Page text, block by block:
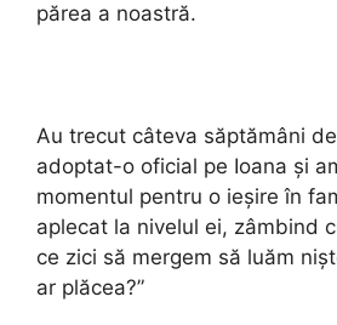
părea a noastră.
Au trecut câteva săptămâni
adoptat-o oficial pe Ioana și
momentul pentru o ieșire în
aplecat la nivelul ei, zâmbind
ce zici să mergem să luăm
ar plăcea?”